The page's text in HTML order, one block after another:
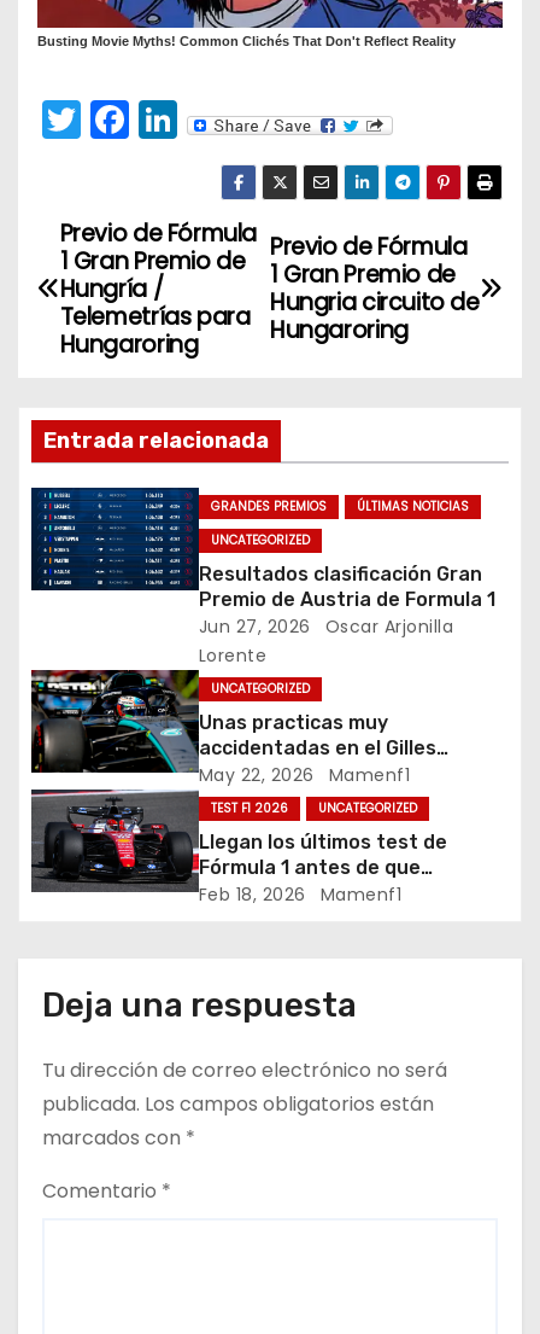
T
w
er
F
a
e
b
o
o
Li
e
dI
n
N
a
g
a
c
i
n
d
e
e
n
r
a
d
a
s
Previo de Fórmula
1 Gran Premio de
Hungria circuito de
Hungaroring
Previo de Fórmula
1 Gran Premio de
Hungría /
Telemetrías para
Hungaroring
Entrada relacionada
GRANDES PREMIOS
ÚLTIMAS NOTICIAS
UNCATEGORIZED
Resultados clasificación Gran
Premio de Austria de Formula 1
Jun 27, 2026
Oscar Arjonilla
Lorente
UNCATEGORIZED
Unas practicas muy
accidentadas en el Gilles
Villeneuve deja a Fernando en
buena posición, ¿será real?… /
Crónica libes 1 GP Canadá
May 22, 2026 Mamenf1
TEST F1 2026 UNCATEGORIZED
Llegan los últimos test de
Fórmula 1 antes de que
comience la nueva temporada
Feb 18, 2026 Mamenf1
Deja una respuesta
Tu dirección de correo electrónico no será
publicada. Los campos obligatorios están
marcados con *
Comentario *